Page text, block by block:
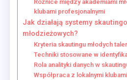
Różnice między akademiami
klubami profesjonalnymi
Jak działają systemy
młodzieżowych?
Kryteria skautingu młodych
Techniki stosowane w
Rola analityki danych w
Współpraca z lokalnymi